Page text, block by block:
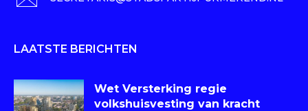
LAATSTE BERICHTEN
Wet Versterking regie
volkshuisvesting van kracht